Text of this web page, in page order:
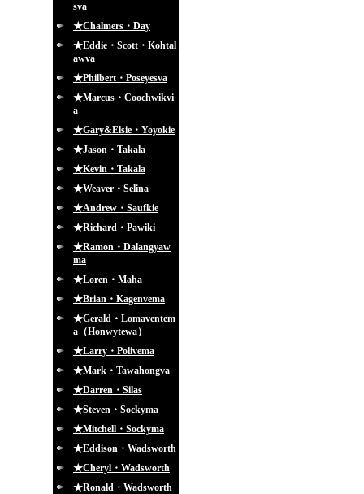
sva
★Chalmers・Day
★Eddie・Scott・Kohtal
awva
★Philbert・Poseyesva
★Marcus・Coochwikvi
a
★Gary&Elsie・Yoyokie
★Jason・Takala
★Kevin・Takala
★Weaver・Selina
★Andrew・Saufkie
★Richard・Pawiki
★Ramon・Dalangyaw
ma
★Loren・Maha
★Brian・Kagenvema
★Gerald・Lomaventem
a（Honwytewa）
★Larry・Polivema
★Mark・Tawahongva
★Darren・Silas
★Steven・Sockyma
★Mitchell・Sockyma
★Eddison・Wadsworth
★Cheryl・Wadsworth
★Ronald・Wadsworth